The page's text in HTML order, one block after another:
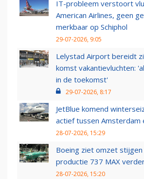
IT-probleem verstoort
American Airlines, geen
merkbaar op Schiphol
29-07-2026, 9:05
Lelystad Airport bereidt
komst vakantievluchten:
in de toekomst'
29-07-2026, 8:17
JetBlue komend
actief tussen Amsterdam
28-07-2026, 15:29
Boeing ziet omzet
productie 737 MAX
28-07-2026, 15:20